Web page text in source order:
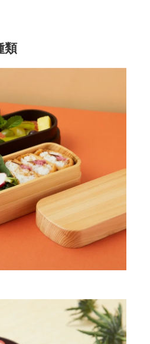
類